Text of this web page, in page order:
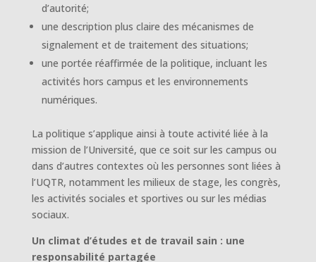
d’autorité;
une description plus claire des mécanismes de
signalement et de traitement des situations;
une portée réaffirmée de la politique, incluant les
activités hors campus et les environnements
numériques.
La politique s’applique ainsi à toute activité liée à la
mission de l’Université, que ce soit sur les campus ou
dans d’autres contextes où les personnes sont liées à
l’UQTR, notamment les milieux de stage, les congrès,
les activités sociales et sportives ou sur les médias
sociaux.
Un climat d’études et de travail sain : une
responsabilité partagée